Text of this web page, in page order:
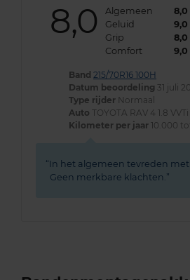
8,0 Algemeen
8,0
Geluid
9,0
Grip
8,0
Comfort
9,0
Band 215/70R16 100H
Datum beoordeling 31 juli
Type rijder Normaal
Auto TOYOTA RAV 4 1.8
Kilometer per jaar 10.000
In het algemeen tevreden
Geen merkbare klachten.